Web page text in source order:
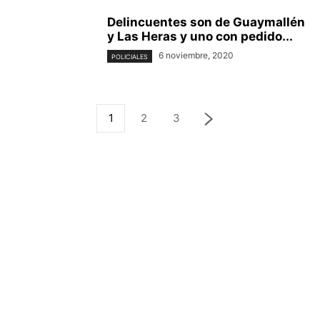
Delincuentes son de Guaymallén
y Las Heras y uno con pedido...
POLICIALES 6 noviembre, 2020
1 2 3